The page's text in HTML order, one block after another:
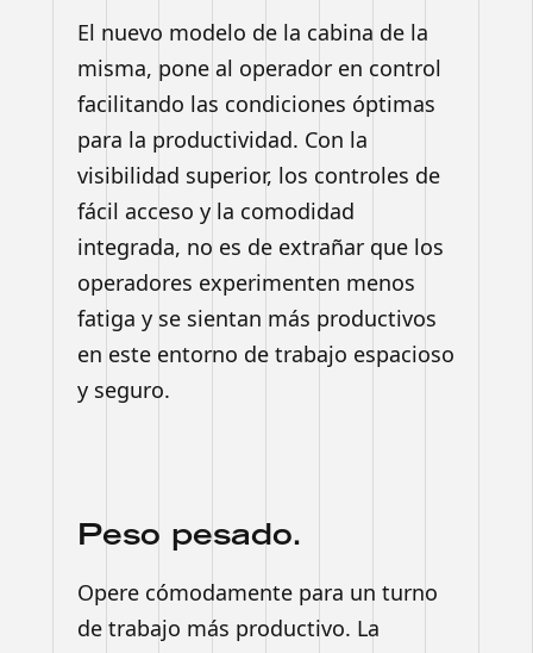
El nuevo modelo de la cabina de la
misma, pone al operador en control
facilitando las condiciones óptimas
para la productividad. Con la
visibilidad superior, los controles de
fácil acceso y la comodidad
integrada, no es de extrañar que los
operadores experimenten menos
fatiga y se sientan más productivos
en este entorno de trabajo espacioso
y seguro.
Peso pesado.
Opere cómodamente para un turno
de trabajo más productivo. La